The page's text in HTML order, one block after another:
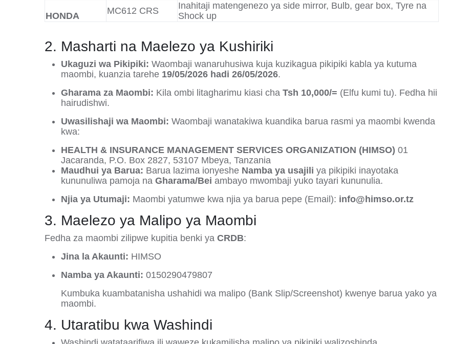
HONDA MC612 CRS
Inahitaji matengenezo ya side mirror, Bulb, gear box, Tyre na
Shock up
2. Masharti na Maelezo ya Kushiriki
Ukaguzi wa Pikipiki: Waombaji wanaruhusiwa kuja kuzikagua pikipiki kabla ya kutuma
maombi, kuanzia tarehe 19/05/2026 hadi 26/05/2026.
Gharama za Maombi: Kila ombi litagharimu kiasi cha Tsh 10,000/= (Elfu kumi tu). Fedha hii
hairudishwi.
Uwasilishaji wa Maombi: Waombaji wanatakiwa kuandika barua rasmi ya maombi kwenda
kwa:
HEALTH & INSURANCE MANAGEMENT SERVICES ORGANIZATION (HIMSO) 01
Jacaranda, P.O. Box 2827, 53107 Mbeya, Tanzania
Maudhui ya Barua: Barua lazima ionyeshe Namba ya usajili ya pikipiki inayotaka
kununuliwa pamoja na Gharama/Bei ambayo mwombaji yuko tayari kununulia.
Njia ya Utumaji: Maombi yatumwe kwa njia ya barua pepe (Email): info@himso.or.tz
3. Maelezo ya Malipo ya Maombi
Fedha za maombi zilipwe kupitia benki ya CRDB:
Jina la Akaunti: HIMSO
Namba ya Akaunti: 0150290479807
Kumbuka kuambatanisha ushahidi wa malipo (Bank Slip/Screenshot) kwenye barua yako ya
maombi.
4. Utaratibu kwa Washindi